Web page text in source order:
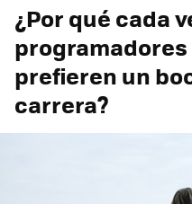
¿Por qué cada
prefieren un
carrera?